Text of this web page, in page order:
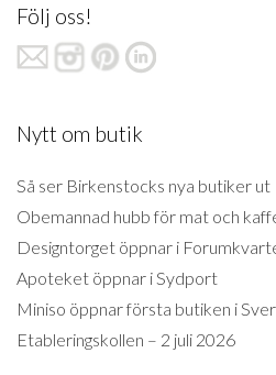
Följ oss!
Nytt om butik
Så ser Birkenstocks nya butiker ut
Obemannad hubb för mat och
Designtorget öppnar i
Apoteket öppnar i Sydport
Miniso öppnar första butiken i
Etableringskollen – 2 juli 2026